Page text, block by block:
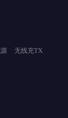
无线充TX